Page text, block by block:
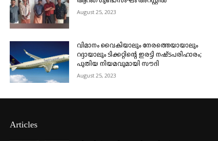
August 25, 2023
വിമാനം വൈകിയാലും നേരത്തെയായാലും
റദ്ദായാലും ടിക്കറ്റിന്റെ ഇരട്ടി നഷ്ടപരിഹാരം;
പുതിയ നിയമവുമായി സൗദി
August 25, 2023
Articles